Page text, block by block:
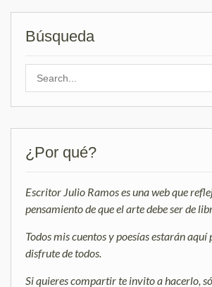
Búsqueda
¿Por qué?
Escritor Julio Ramos es una web que
pensamiento de que el arte debe ser de
Todos mis cuentos y poesías estarán
disfrute de todos.
Si quieres compartir te invito a hacerlo,